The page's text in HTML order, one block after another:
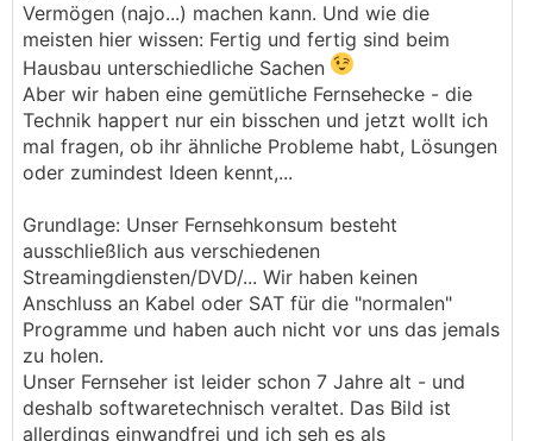
Vermögen (najo...) machen kann. Und wie die
meisten hier wissen: Fertig und fertig sind beim
Hausbau unterschiedliche Sachen
Aber wir haben eine gemütliche Fernsehecke - die
Technik happert nur ein bisschen und jetzt wollt ich
mal fragen, ob ihr ähnliche Probleme habt, Lösungen
oder zumindest Ideen kennt,...
Grundlage: Unser Fernsehkonsum besteht
ausschließlich aus verschiedenen
Streamingdiensten/DVD/... Wir haben keinen
Anschluss an Kabel oder SAT für die "normalen"
Programme und haben auch nicht vor uns das jemals
zu holen.
Unser Fernseher ist leider schon 7 Jahre alt - und
deshalb softwaretechnisch veraltet. Das Bild ist
allerdings einwandfrei und ich seh es als